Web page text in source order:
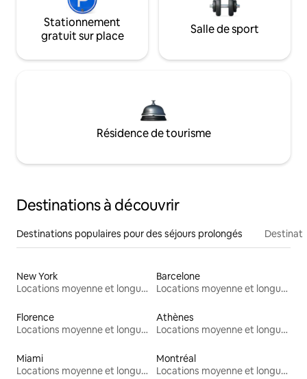
Stationnement
gratuit sur place
Salle de sport
Résidence de tourisme
Destinations à découvrir
Destinations populaires pour des séjours prolongés
New York
Locations moyenne et longue durée
Barcelone
Locations moyenne et longue durée
Florence
Locations moyenne et longue durée
Athènes
Locations moyenne et longue durée
Miami
Locations moyenne et longue durée
Montréal
Locations moyenne et longue durée